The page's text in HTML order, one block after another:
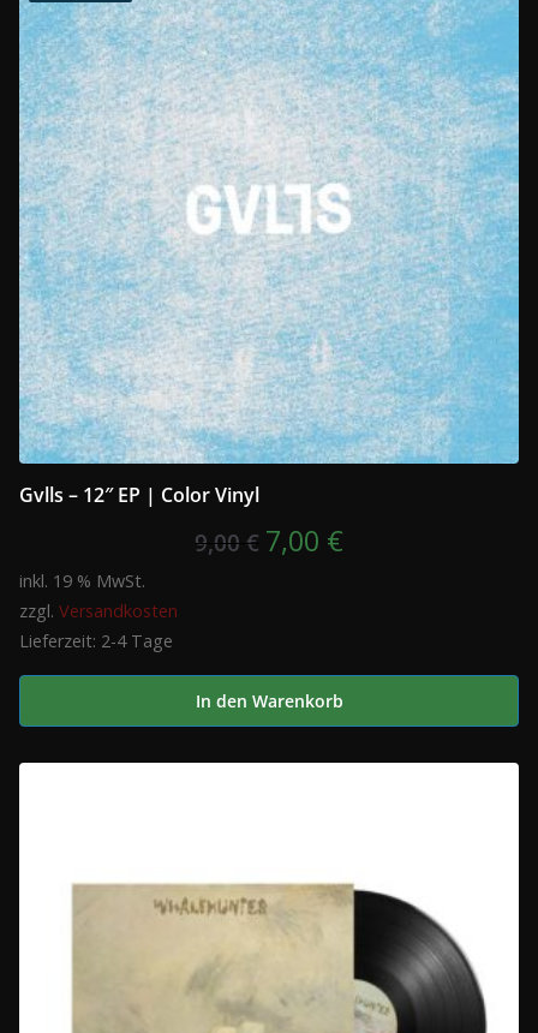
Gvlls – 12″ EP | Color Vinyl
9,00 € Ursprünglicher
7,00 €
inkl. 19 % MwSt.
zzgl. Versandkosten
Lieferzeit: 2-4 Tage
In den Warenkorb